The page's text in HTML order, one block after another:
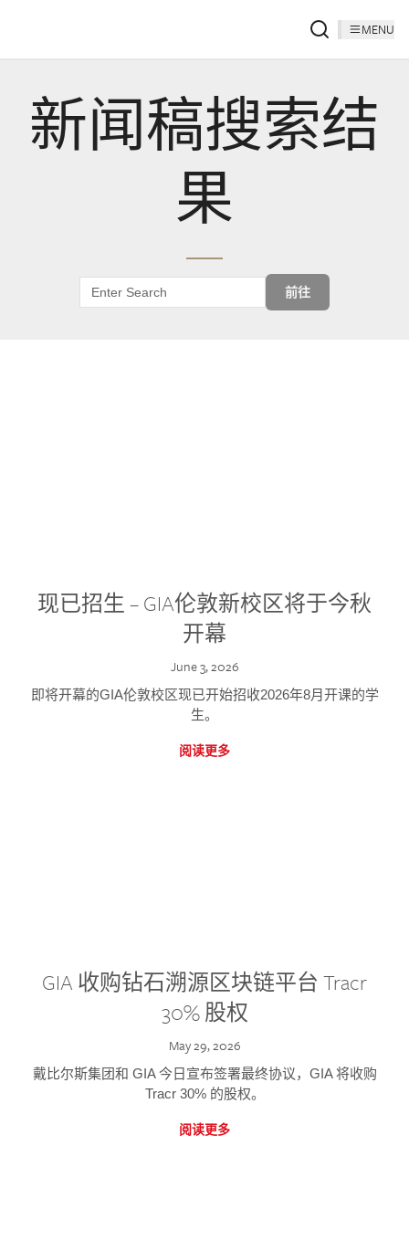
MENU
新闻稿搜索结
果
前往
现已招生 – GIA伦敦新校区将于今秋
开幕
June 3, 2026
即将开幕的GIA伦敦校区现已开始招收2026年8月开课的学
生。
阅读更多
GIA 收购钻石溯源区块链平台 Tracr
30% 股权
May 29, 2026
戴比尔斯集团和 GIA 今日宣布签署最终协议，GIA 将收购
Tracr 30% 的股权。
阅读更多